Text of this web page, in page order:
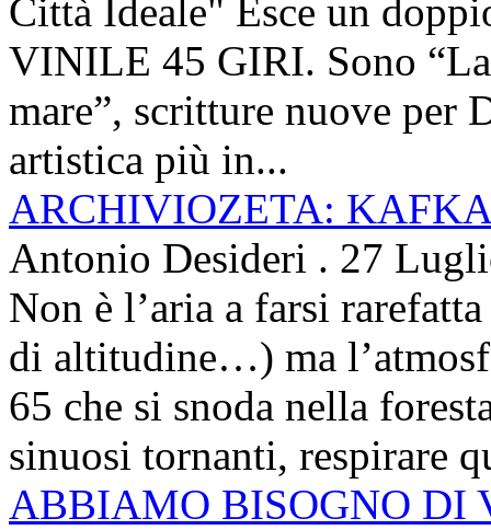
Città Ideale" Esce un
VINILE 45 GIRI. Sono
mare”, scritture nuove per
artistica più in...
ARCHIVIOZETA:
Antonio Desideri . 27
Non è l’aria a farsi
di altitudine…) ma
65 che si snoda nella
sinuosi tornanti, respirare
ABBIAMO BISOGNO DI